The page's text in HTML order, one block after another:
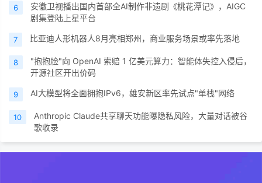
6
安徽卫视播出国内首部全AI制作非遗剧《桃花潭记》，AIGC
剧集登陆上星平台
7 比亚迪人形机器人8月亮相郑州，商业服务场景或率先落地
8
"抱抱脸"向 OpenAI 索赔 1 亿美元算力：智能体失控入侵后，
开源社区开出价码
9 AI大模型将全面拥抱IPv6，雄安新区率先试点"单栈"网络
10
Anthropic Claude共享聊天功能曝隐私风险，大量对话被谷
歌收录